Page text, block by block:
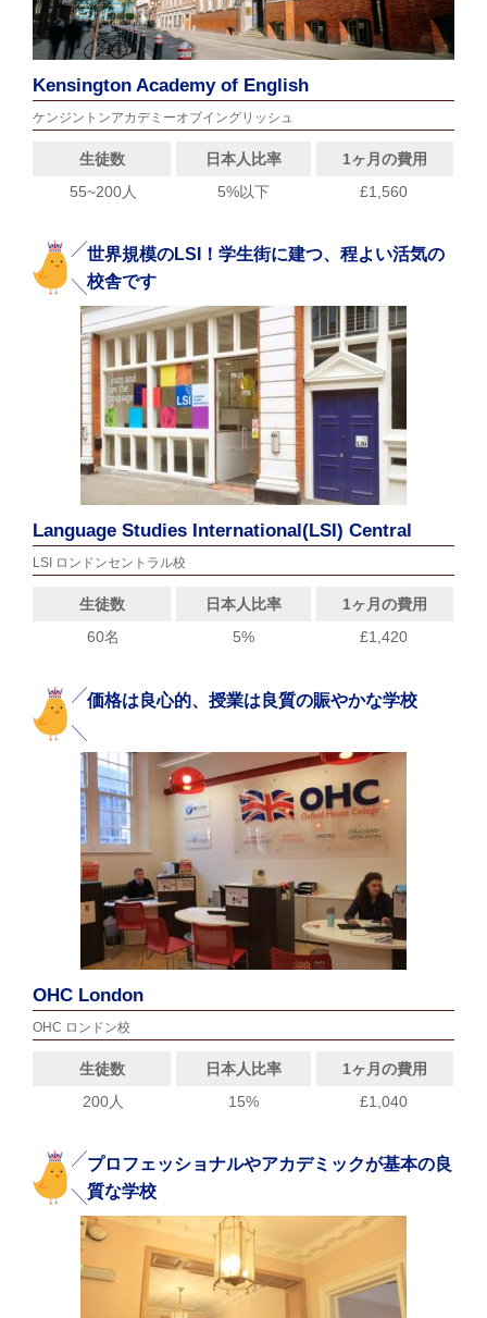
Kensington Academy of English
ケンジントンアカデミーオブイングリッシュ
生徒数 日本人比率
1ヶ月の費用
55~200人
5%以下 £1,560
世界規模のLSI！学生街に建つ、程よい活気の
校舎です
Language Studies International(LSI) Central
LSI ロンドンセントラル校
生徒数 日本人比率
1ヶ月の費用
60名
5% £1,420
価格は良心的、授業は良質の賑やかな学校
OHC London
OHC ロンドン校
生徒数 日本人比率
1ヶ月の費用
200人
15% £1,040
プロフェッショナルやアカデミックが基本の良
質な学校